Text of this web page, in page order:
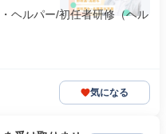
ヘルパー/初任者研修（ヘル
気になる